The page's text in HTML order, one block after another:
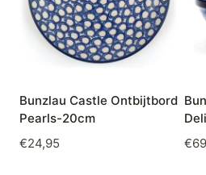
Bunzlau Castle Ontbijtbord
Pearls-20cm
€24,95
€